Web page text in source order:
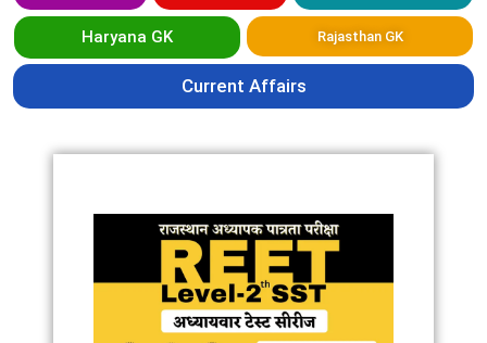
Haryana GK Rajasthan GK
Current Affairs